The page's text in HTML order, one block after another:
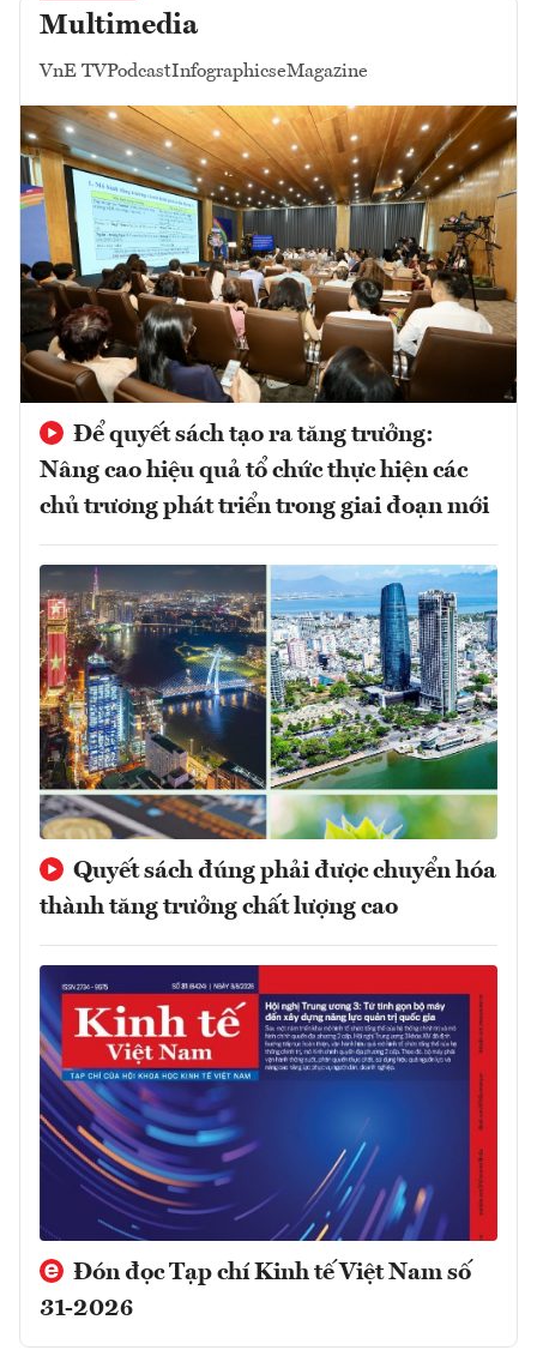
Multimedia
VnE TVPodcastInfographicseMagazine
Để quyết sách tạo ra tăng trưởng:
Nâng cao hiệu quả tổ chức thực hiện các
chủ trương phát triển trong giai đoạn mới
Quyết sách đúng phải được chuyển hóa
thành tăng trưởng chất lượng cao
Đón đọc Tạp chí Kinh tế Việt Nam số
31-2026